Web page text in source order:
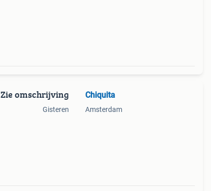
Zie omschrijving
Gisteren
Chiquita
Amsterdam